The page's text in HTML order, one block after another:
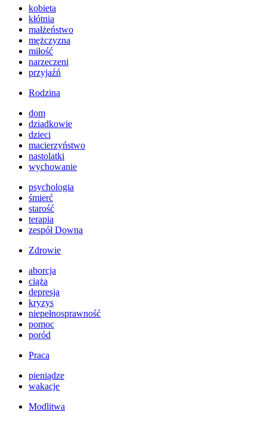
kobieta
kłótnia
małżeństwo
mężczyzna
miłość
narzeczeni
przyjaźń
Rodzina
dom
dziadkowie
dzieci
macierzyństwo
nastolatki
wychowanie
psychologia
śmierć
starość
terapia
zespół Downa
Zdrowie
aborcja
ciąża
depresja
kryzys
niepełnosprawność
pomoc
poród
Praca
pieniądze
wakacje
Modlitwa